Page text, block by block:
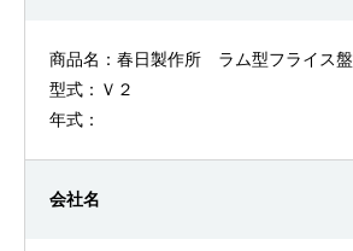
商品名：春日製作所 ラム型フライス盤
型式：Ｖ２
年式：
会社名